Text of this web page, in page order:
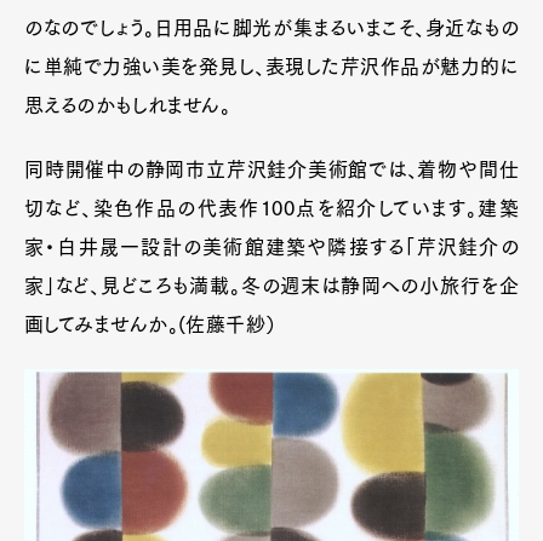
のなのでしょう。日用品に脚光が集まるいまこそ、身近なもの
に単純で力強い美を発見し、表現した芹沢作品が魅力的に
思えるのかもしれません。
同時開催中の静岡市立芹沢銈介美術館では、着物や間仕
切など、染色作品の代表作100点を紹介しています。建築
家・白井晟一設計の美術館建築や隣接する「芹沢銈介の
家」など、見どころも満載。冬の週末は静岡への小旅行を企
画してみませんか。(佐藤千紗）